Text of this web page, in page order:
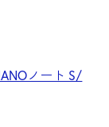
ノート S/